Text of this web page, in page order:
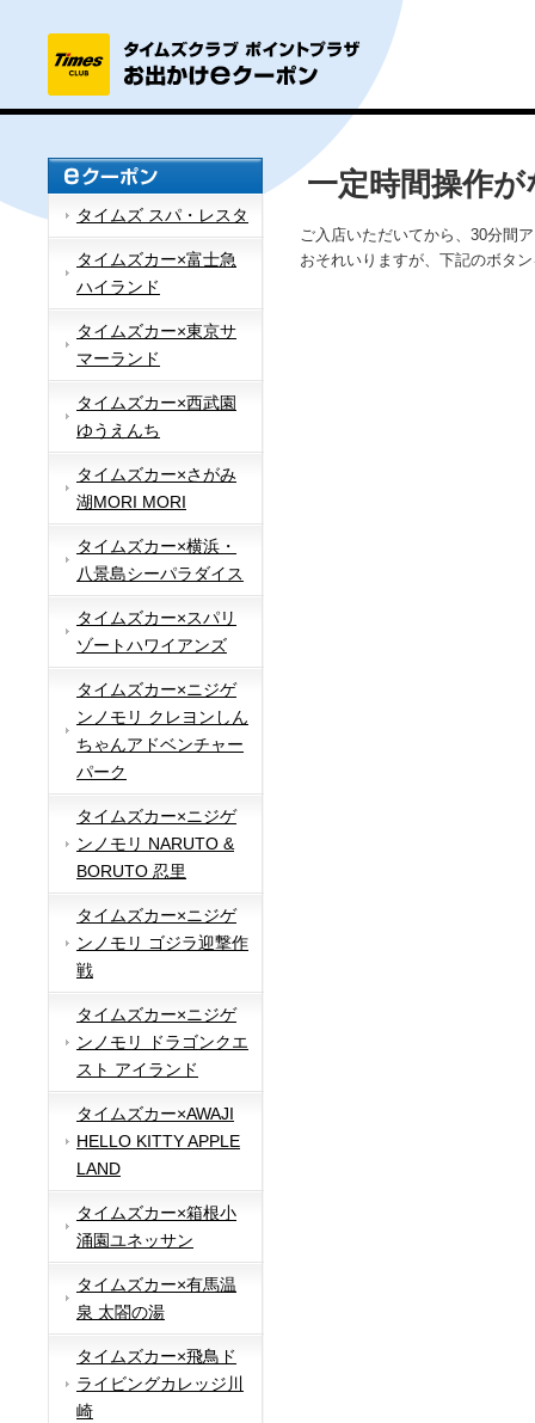
タイムズ スパ・レスタ
タイムズカー×富士急
ハイランド
タイムズカー×東京サ
マーランド
タイムズカー×西武園
ゆうえんち
タイムズカー×さがみ
湖MORI MORI
タイムズカー×横浜・
八景島シーパラダイス
タイムズカー×スパリ
ゾートハワイアンズ
タイムズカー×ニジゲ
ンノモリ クレヨンしん
ちゃんアドベンチャー
パーク
タイムズカー×ニジゲ
ンノモリ NARUTO &
BORUTO 忍里
タイムズカー×ニジゲ
ンノモリ ゴジラ迎撃作
戦
タイムズカー×ニジゲ
ンノモリ ドラゴンクエ
スト アイランド
タイムズカー×AWAJI
HELLO KITTY APPLE
LAND
タイムズカー×箱根小
涌園ユネッサン
タイムズカー×有馬温
泉 太閤の湯
タイムズカー×飛鳥ド
ライビングカレッジ川
崎
一定時間操作
ご入店いただいてから、30分間
おそれいりますが、下記のボタ